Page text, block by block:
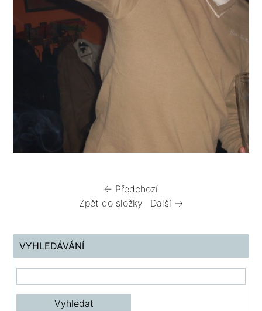
← Předchozí
Zpět do složky
Další →
VYHLEDÁVÁNÍ